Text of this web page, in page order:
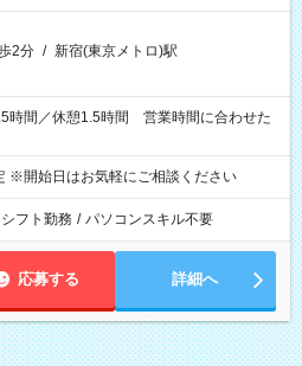
2分 / 新宿(東京メトロ)駅
※開始日はお気軽にご相談ください
シフト勤務 / パソコンスキル不要
応募する 詳細へ